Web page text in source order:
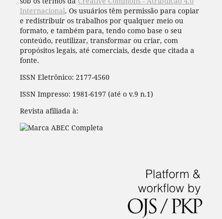
Internacional. Os usuários têm permissão para copiar
e redistribuir os trabalhos por qualquer meio ou
formato, e também para, tendo como base o seu
conteúdo, reutilizar, transformar ou criar, com
propósitos legais, até comerciais, desde que citada a
fonte.
ISSN Eletrônico: 2177-4560
ISSN Impresso: 1981-6197 (até o v.9 n.1)
Revista afiliada à: